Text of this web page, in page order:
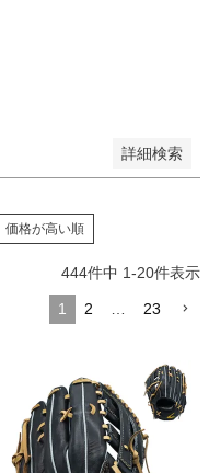
詳細検索
価格が高い順
444件中 1-20件表示
1 2 23